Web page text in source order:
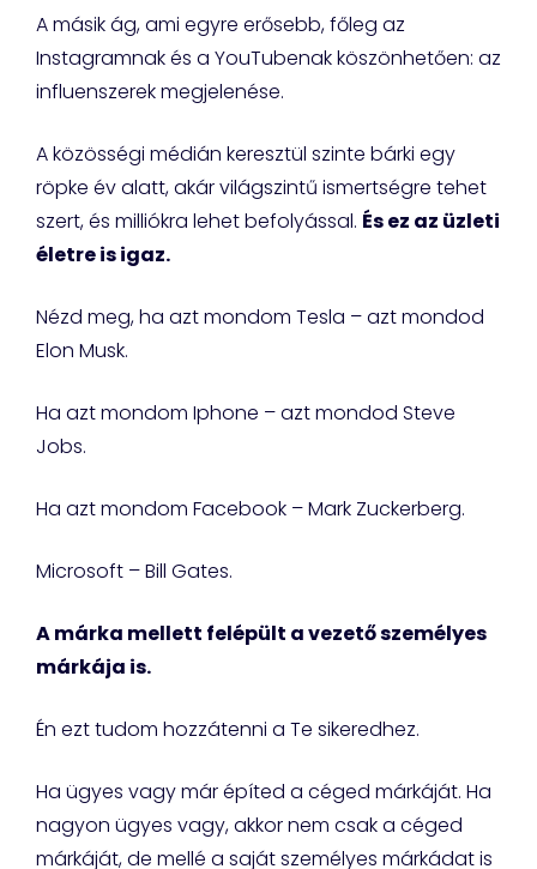
A másik ág, ami egyre erősebb, főleg az
Instagramnak és a YouTubenak köszönhetően: az
influenszerek megjelenése.
A közösségi médián keresztül szinte bárki egy
röpke év alatt, akár világszintű ismertségre tehet
szert, és milliókra lehet befolyással. És ez az üzleti
életre is igaz.
Nézd meg, ha azt mondom Tesla – azt mondod
Elon Musk.
Ha azt mondom Iphone – azt mondod Steve
Jobs.
Ha azt mondom Facebook – Mark Zuckerberg.
Microsoft – Bill Gates.
A márka mellett felépült a vezető személyes
márkája is.
Én ezt tudom hozzátenni a Te sikeredhez.
Ha ügyes vagy már építed a céged márkáját. Ha
nagyon ügyes vagy, akkor nem csak a céged
márkáját, de mellé a saját személyes márkádat is